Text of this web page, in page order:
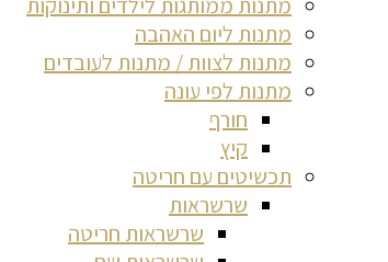
מתנות ליום האהבה
מתנות לצוות / מתנות לעובדים
מתנות לפי עונה
חורף
קיץ
תכשיטים עם חריטה
שרשראות
שרשראות חריטה